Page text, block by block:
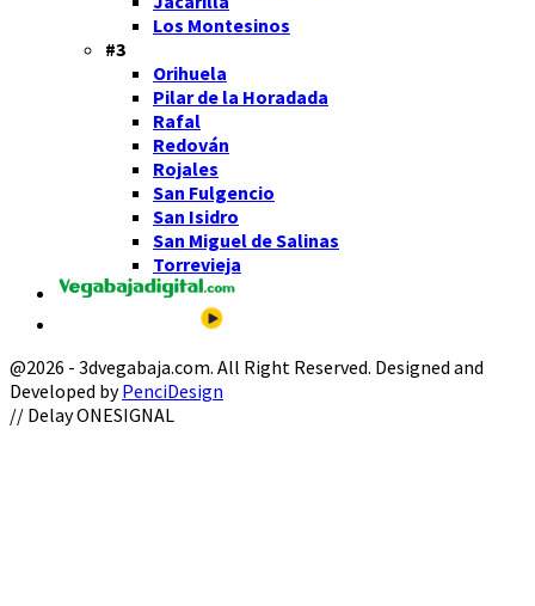
Los Montesinos
#3
Orihuela
Pilar de la Horadada
Rafal
Redován
Rojales
San Fulgencio
San Isidro
San Miguel de Salinas
Torrevieja
@2026 - 3dvegabaja.com. All Right Reserved. Designed and
Developed byPenciDesign
Facebook
Twitter
Instagram
Youtube
Email
// Delay ONESIGNAL